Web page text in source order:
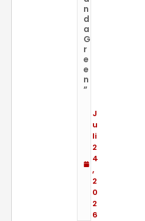
n
d
a
G
r
e
e
n
”
J
u
li
2
4
,
2
0
2
6